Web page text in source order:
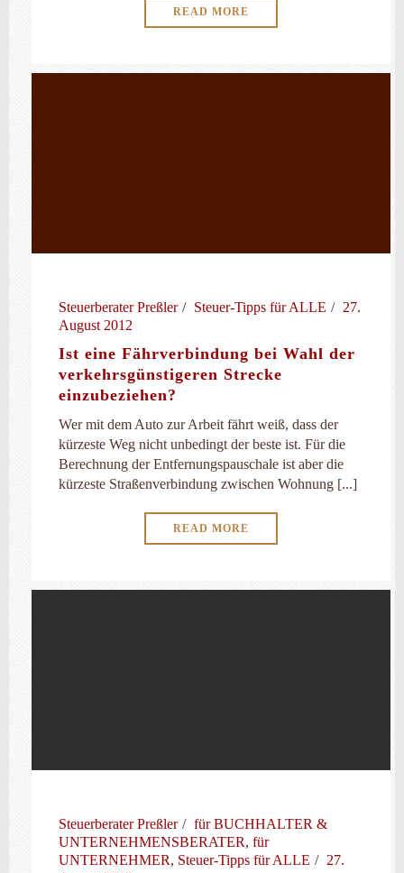
READ MORE
Steuerberater Preßler Steuer-Tipps für ALLE
27.
August 2012
Ist eine Fährverbindung bei Wahl der
verkehrsgünstigeren Strecke
einzubeziehen?
Wer mit dem Auto zur Arbeit fährt weiß, dass der
kürzeste Weg nicht unbedingt der beste ist. Für die
Berechnung der Entfernungspauschale ist aber die
kürzeste Straßenverbindung zwischen Wohnung [...]
READ MORE
Steuerberater Preßler
für BUCHHALTER &
UNTERNEHMENSBERATER, für
UNTERNEHMER, Steuer-Tipps für ALLE
27.